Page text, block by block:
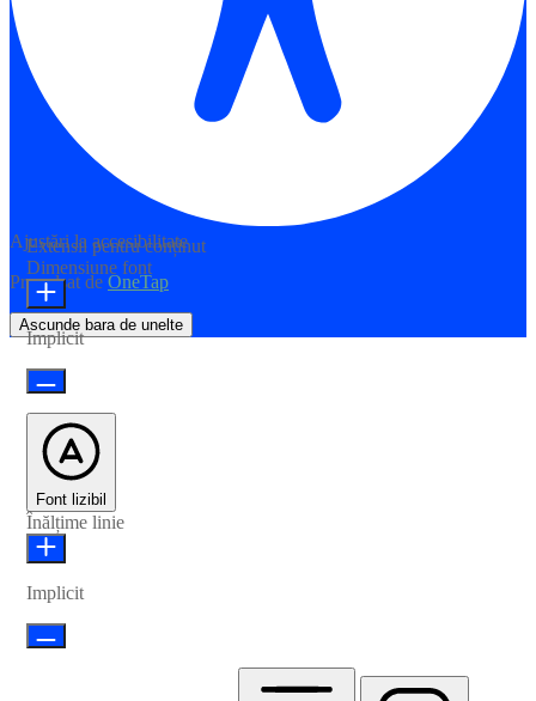
Ajustări la accesibilitate
Propulsat de OneTap
Ascunde bara de unelte
Extensii pentru conținut
Dimensiune font
Implicit
Font lizibil
Înălțime linie
Implicit